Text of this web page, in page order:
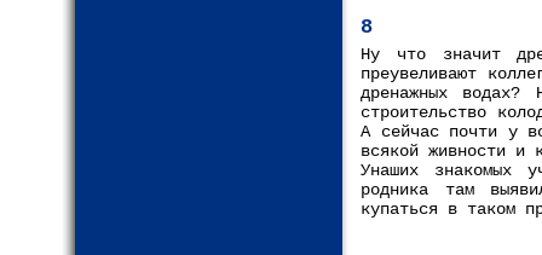
8
Ну что значит
преувеливают
дренажных
строительство
А сейчас почти у
всякой живности и
Унаших знакомых
родника там
купаться в таком